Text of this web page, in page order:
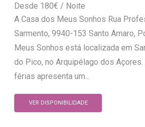
180€
A Casa dos Meus Sonhos Rua
Sarmento, 9940-153 Santo Amaro,
Meus Sonhos está localizada em
do Pico, no Arquipélago dos Açores.
férias apresenta um...
VER DISPONIBILIDADE